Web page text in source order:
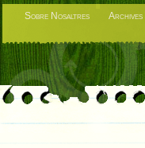
Sobre Nosaltres Archives